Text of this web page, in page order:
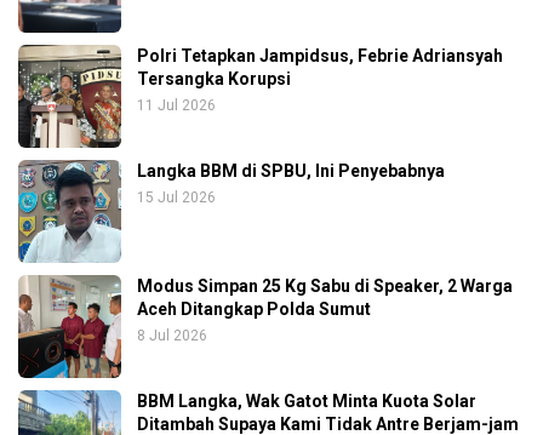
Polri Tetapkan Jampidsus, Febrie Adriansyah
Tersangka Korupsi
11 Jul 2026
Langka BBM di SPBU, Ini Penyebabnya
15 Jul 2026
Modus Simpan 25 Kg Sabu di Speaker, 2 Warga
Aceh Ditangkap Polda Sumut
8 Jul 2026
BBM Langka, Wak Gatot Minta Kuota Solar
Ditambah Supaya Kami Tidak Antre Berjam-jam